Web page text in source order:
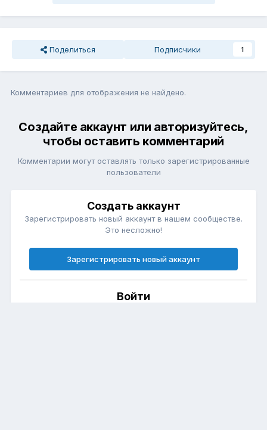
Поделиться Подписчики 1
Комментариев для отображения не найдено.
Создайте аккаунт или авторизуйтесь,
чтобы оставить комментарий
Комментарии могут оставлять только зарегистрированные
пользователи
Создать аккаунт
Зарегистрировать новый аккаунт в нашем сообществе.
Это несложно!
Зарегистрировать новый аккаунт
Войти